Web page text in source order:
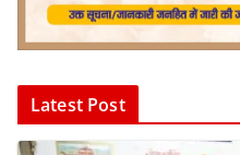
Latest Post